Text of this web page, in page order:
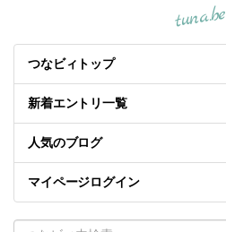
tuna.be
つなビィトップ
新着エントリ一覧
人気のブログ
マイページログイン